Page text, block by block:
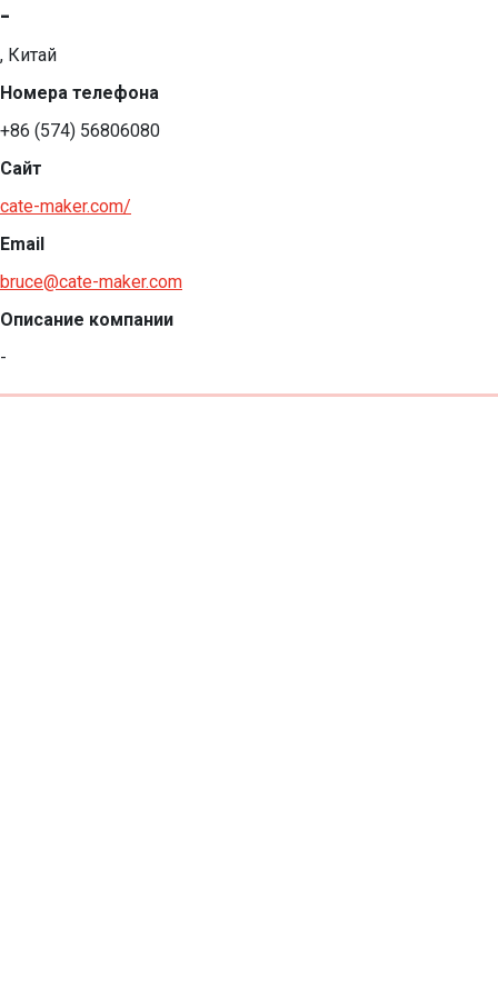
-
, Китай
Номера телефона
+86 (574) 56806080
Сайт
cate-maker.com/
Email
bruce@cate-maker.com
Описание компании
-